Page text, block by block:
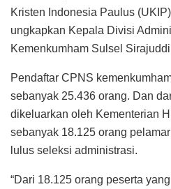
Kristen Indonesia Paulus
ungkapkan Kepala Divisi
Kemenkumham Sulsel
Pendaftar CPNS
sebanyak 25.436 orang. Dan
dikeluarkan oleh Kementerian
sebanyak 18.125 orang
lulus seleksi administrasi.
“Dari 18.125 orang peserta